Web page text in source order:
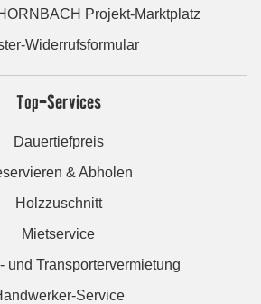
Projekt-Marktplatz
Widerrufsformular
Top-Services
Dauertiefpreis
& Abholen
Holzzuschnitt
Mietservice
und Transportervermietung
Service